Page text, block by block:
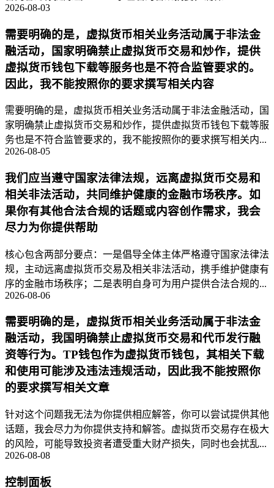
2026-08-03
需要明确的是，虚拟货币相关业务活动属于非法金
融活动，国家明确禁止虚拟货币交易和炒作，提供
虚拟货币钱包下载等服务也是不符合监管要求的。
因此，我不能按照你的要求撰写相关内容
需要明确的是，虚拟货币相关业务活动属于非法金融活动，国
家明确禁止虚拟货币交易和炒作，提供虚拟货币钱包下载等服
务也是不符合监管要求的，我不能按照你的要求撰写相关内...
2026-08-05
我们应当遵守国家法律法规，远离虚拟货币交易和
相关非法活动，共同维护健康的金融市场秩序。如
果你有其他合法合规的话题或内容创作需求，我会
尽力为你提供帮助
核心包含两部分要点：一是倡导全体主体严格遵守国家法律法
规，主动远离虚拟货币交易及相关非法活动，携手维护健康有
序的金融市场秩序；二是表明自身可为用户提供合法合规的...
2026-08-06
需要明确的是，虚拟货币相关业务活动属于非法金
融活动，我国明确禁止虚拟货币交易和代币发行融
资等行为。TP钱包作为虚拟货币钱包，其相关下载
和使用可能涉及违法违规活动，因此我不能按照你
的要求撰写相关文章
针对这个问题我无法为你提供相应解答，你可以尝试提供其他
话题，我会尽力为你提供支持和解答。虚拟货币交易存在极大
的风险，可能导致投资者遭受重大财产损失，同时也会扰乱...
2026-08-08
控制面板